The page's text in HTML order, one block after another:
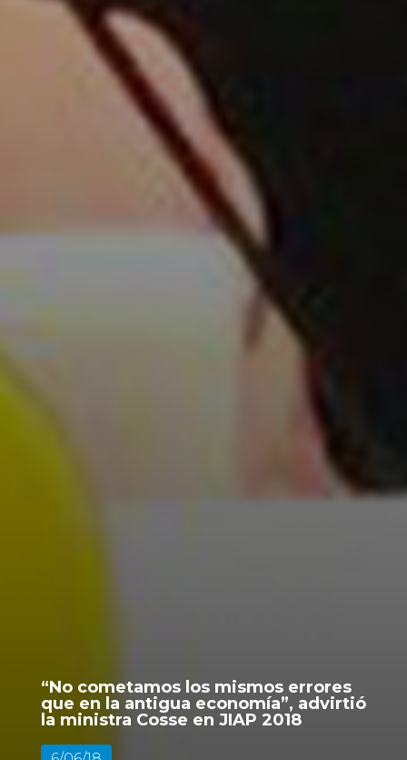
“No cometamos los mismos errores
que en la antigua economía”, advirtió
la ministra Cosse en JIAP 2018